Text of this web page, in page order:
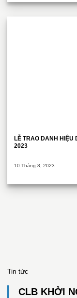
LỄ TRAO DANH HIỆU
2023
10 Tháng 8, 2023
Tin tức
CLB KHỞI